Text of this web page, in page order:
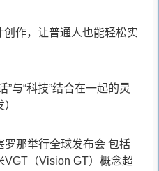
创作，让普通人也能轻松实
”与“科技”结合在一起的灵
罗那举行全球发布会 包括
VGT（Vision GT）概念超